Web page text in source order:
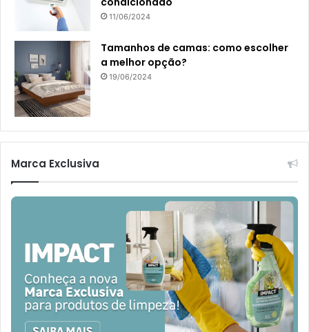
11/06/2024
Tamanhos de camas: como escolher
a melhor opção?
19/06/2024
Marca Exclusiva